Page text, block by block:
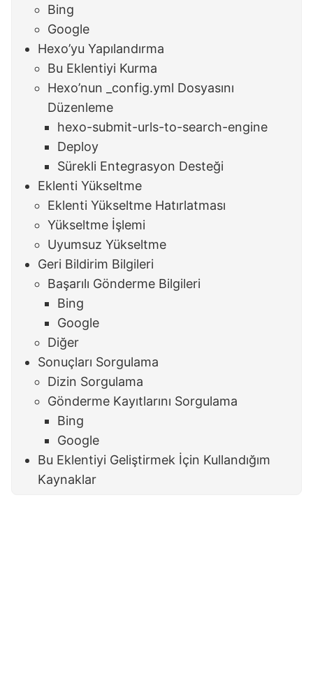
Bing
Google
Hexo’yu Yapılandırma
Bu Eklentiyi Kurma
Hexo’nun _config.yml Dosyasını
Düzenleme
hexo-submit-urls-to-search-engine
Deploy
Sürekli Entegrasyon Desteği
Eklenti Yükseltme
Eklenti Yükseltme Hatırlatması
Yükseltme İşlemi
Uyumsuz Yükseltme
Geri Bildirim Bilgileri
Başarılı Gönderme Bilgileri
Bing
Google
Diğer
Sonuçları Sorgulama
Dizin Sorgulama
Gönderme Kayıtlarını Sorgulama
Bing
Google
Bu Eklentiyi Geliştirmek İçin Kullandığım
Kaynaklar